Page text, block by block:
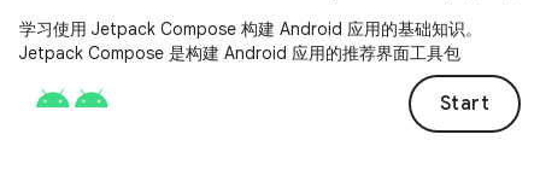
学习使用 Jetpack Compose 构建 Android 应用的基础知识。
Jetpack Compose 是构建 Android 应用的推荐界面工具包
Start